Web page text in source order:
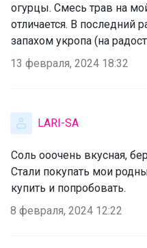
огурцы. Смесь трав на
отличается. В последний
запахом укропа (на
13 февраля, 2024 18:32
LARI-SA
Соль ооочень вкусная,
Стали покупать мои
купить и попробовать.
8 февраля, 2024 12:22